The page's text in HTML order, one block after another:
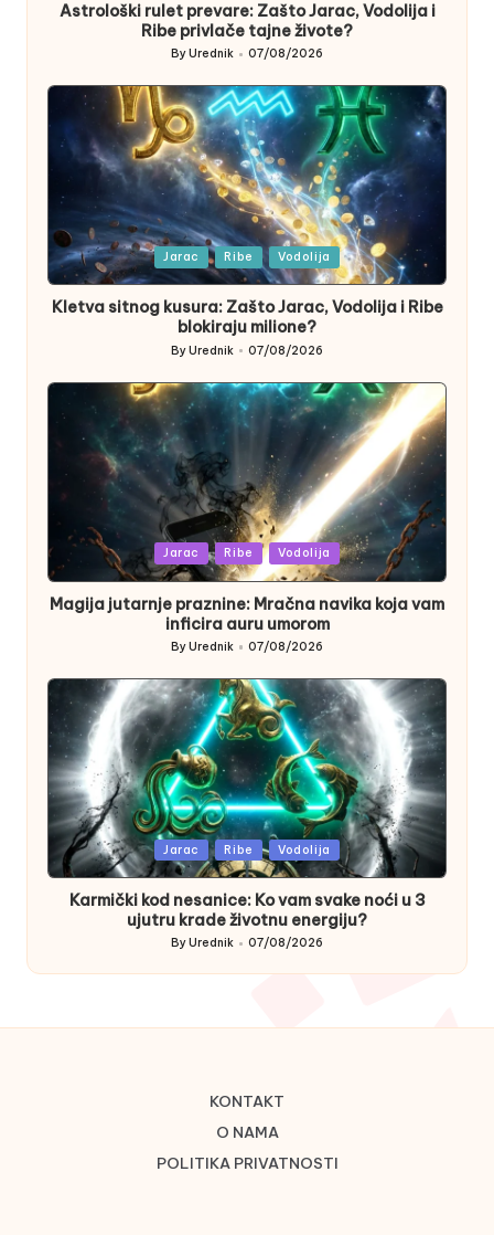
Astrološki rulet prevare: Zašto Jarac, Vodolija i
Ribe privlače tajne živote?
Posted
by
ByUrednik 07/08/2026
Posted
in
Jarac Ribe Vodolija
Kletva sitnog kusura: Zašto Jarac, Vodolija i Ribe
blokiraju milione?
Posted
ByUrednik 07/08/2026
Posted
in
Jarac Ribe Vodolija
Magija jutarnje praznine: Mračna navika koja vam
inficira auru umorom
Posted
ByUrednik 07/08/2026
Posted
in
Jarac Ribe Vodolija
Karmički kod nesanice: Ko vam svake noći u 3
ujutru krade životnu energiju?
Posted
by
ByUrednik 07/08/2026
KONTAKT
O NAMA
POLITIKA PRIVATNOSTI